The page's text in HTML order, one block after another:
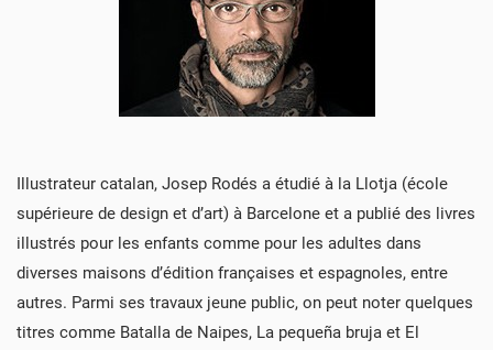
Illustrateur catalan, Josep Rodés a étudié à la Llotja (école
supérieure de design et d’art) à Barcelone et a publié des livres
illustrés pour les enfants comme pour les adultes dans
diverses maisons d’édition françaises et espagnoles, entre
autres. Parmi ses travaux jeune public, on peut noter quelques
titres comme Batalla de Naipes, La pequeña bruja et El